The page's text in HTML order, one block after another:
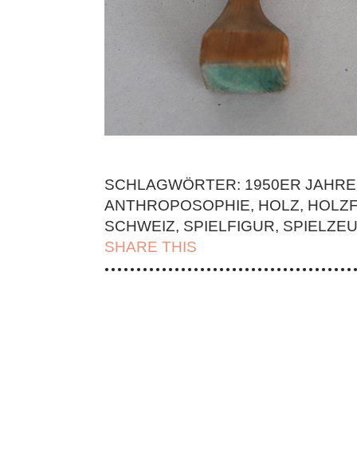
SCHLAGWÖRTER: 1950ER JAHRE
ANTHROPOSOPHIE, HOLZ,
SCHWEIZ, SPIELFIGUR,
SHARE THIS